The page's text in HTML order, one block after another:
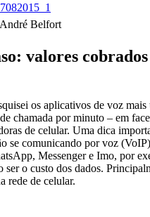
Belfort
valores
os aplicativos de voz
chamada por minuto – em
de celular. Uma dica
se comunicando por voz
Messenger e Imo, por
ser o custo dos dados.
rede de celular.